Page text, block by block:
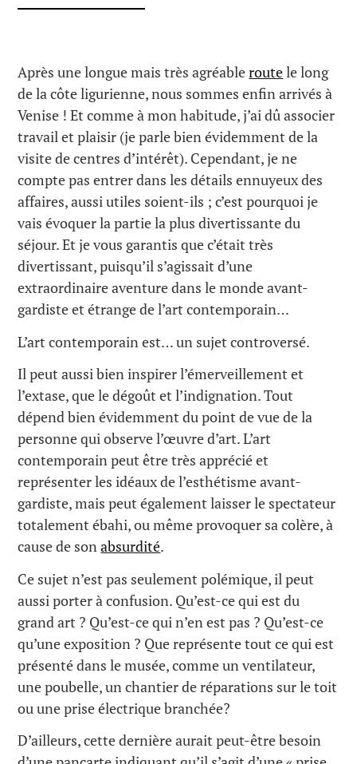
Après une longue mais très agréableroutele long
de la côte ligurienne, nous sommes enfin arrivés à
Venise ! Et comme à mon habitude, j’ai dû associer
travail et plaisir (je parle bien évidemment de la
visite de centres d’intérêt). Cependant, je ne
compte pas entrer dans les détails ennuyeux des
affaires, aussi utiles soient-ils ; c’est pourquoi je
vais évoquer la partie la plus divertissante du
séjour. Et je vous garantis que c’était très
divertissant, puisqu’il s’agissait d’une
extraordinaire aventure dans le monde avant-
gardiste et étrange de l’art contemporain…
L’art contemporain est… un sujet controversé.
Il peut aussi bien inspirer l’émerveillement et
l’extase, que le dégoût et l’indignation. Tout
dépend bien évidemment du point de vue de la
personne qui observe l’œuvre d’art. L’art
contemporain peut être très apprécié et
représenter les idéaux de l’esthétisme avant-
gardiste, mais peut également laisser le spectateur
totalement ébahi, ou même provoquer sa colère, à
cause de sonabsurdité.
Ce sujet n’est pas seulement polémique, il peut
aussi porter à confusion. Qu’est-ce qui est du
grand art ? Qu’est-ce qui n’en est pas ? Qu’est-ce
qu’une exposition ? Que représente tout ce qui est
présenté dans le musée, comme un ventilateur,
une poubelle, un chantier de réparations sur le toit
ou une prise électrique branchée?
D’ailleurs, cette dernière aurait peut-être besoin